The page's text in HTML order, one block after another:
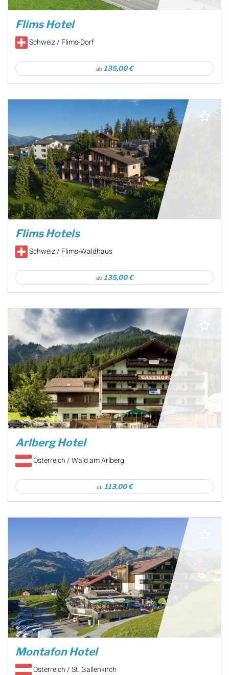
Flims Hotel
Schweiz / Flims-Dorf
ab 135,00 €
Flims Hotels
Schweiz / Flims-Waldhaus
ab 135,00 €
Arlberg Hotel
Österreich / Wald am Arlberg
ab 113,00 €
Montafon Hotel
Österreich / St. Gallenkirch